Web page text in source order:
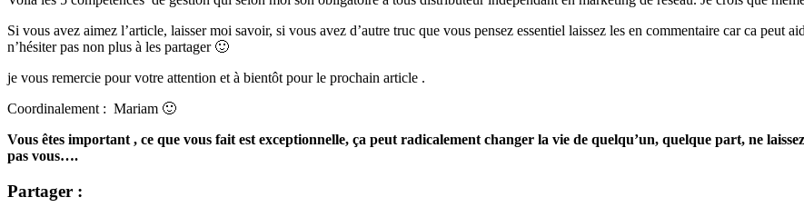
Si vous avez aimez l’article, laisser moi savoir, si vous avez d’autre truc que vous pensez essentiel laissez les en commentaire car ca peut
n’hésiter pas non plus à les partager 🙂
je vous remercie pour votre attention et à bientôt pour le prochain article .
Coordinalement : Mariam 🙂
Vous êtes important , ce que vous fait est exceptionnelle, ça peut radicalement changer la vie de quelqu’un, quelque part, ne
pas vous….
Partager :